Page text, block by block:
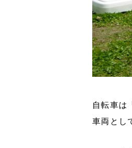
自転車は
車両とし